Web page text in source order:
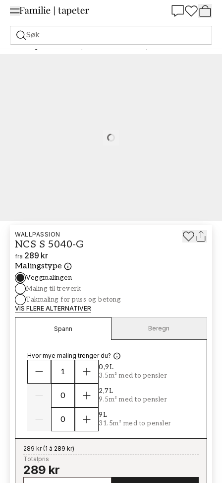
Søk
Maling Bestill basert på NCS Bestill basert på NCS 5040-G
WALLPASSION
NCS S 5040-G
fra 289 kr
Malingstype
Veggmalingen
Maling til treverk
Takmaling for puss og betong
VIS FLERE ALTERNATIVER
Spann Beregn
Hvor mye maling trenger du?
0,9L
3.5m² med to pensler
2,7L
9.5m² med to pensler
9L
31.5m² med to pensler
289 kr(1 á 289 kr)
Totalpris
289 kr